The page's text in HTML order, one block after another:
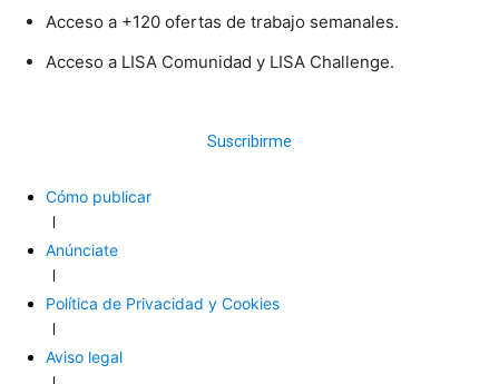
Acceso a +120 ofertas de trabajo semanales.
Acceso a LISA Comunidad y LISA Challenge.
Suscribirme
Cómo publicar
Anúnciate
Política de Privacidad y Cookies
Aviso legal